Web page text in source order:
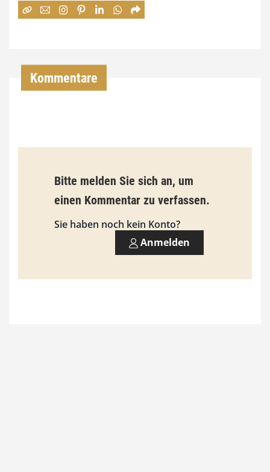
:
€
i
s
9
0
Kommentare
Bitte melden Sie sich an, um
einen Kommentar zu verfassen.
Sie haben noch kein Konto?
Anmelden